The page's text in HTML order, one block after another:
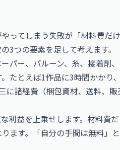
ってしまう失敗が「材料費だ
3つの要素を足して考えます。
パー、バルーン、糸、接着剤
たとえば1作品に3時間かかり
に諸経費（梱包資材、送料、
利益を上乗せします。材料費
ます。「自分の手間は無料」